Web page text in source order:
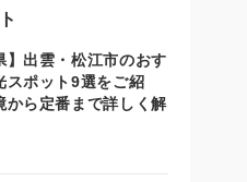
】出雲・松江市のおす
スポット9選をご紹
から定番まで詳しく解